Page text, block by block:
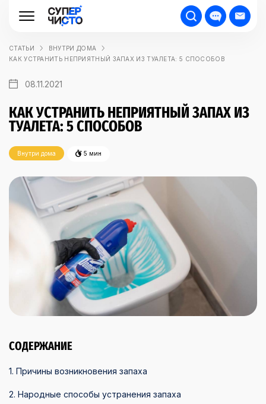
СТАТЬИ
ВНУТРИ ДОМА
КАК УСТРАНИТЬ НЕПРИЯТНЫЙ ЗАПАХ ИЗ ТУАЛЕТА: 5 СПОСОБОВ
08.11.2021
КАК УСТРАНИТЬ НЕПРИЯТНЫЙ ЗАПАХ ИЗ
ТУАЛЕТА: 5 СПОСОБОВ
Внутри дома 5 мин
СОДЕРЖАНИЕ
1. Причины возникновения запаха
2. Народные способы устранения запаха